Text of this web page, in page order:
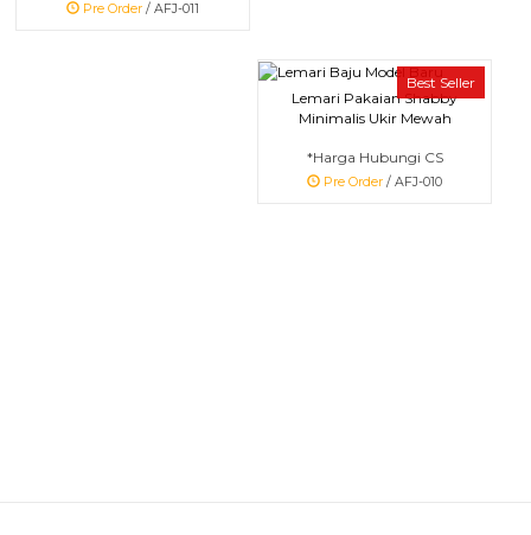
Pre Order / AFJ-011
Best Seller
Lemari Pakaian Shabby
Minimalis Ukir Mewah
*Harga Hubungi CS
Pre Order / AFJ-010